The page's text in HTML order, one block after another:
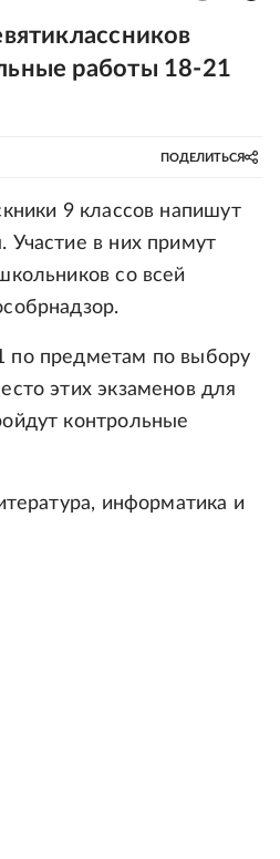
работы 18-21
ПОДЕЛИТЬСЯ
9 классов напишут
Участие в них примут
со всей
предметам по выбору
этих экзаменов для
контрольные
информатика и